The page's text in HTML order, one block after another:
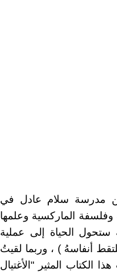
من مدرسة سلام عادل في
الماركسية وعلمها
ستحول الحياة إلى عملية
أنفاسهُ ) ، وربما لقيتُ
الكتاب المثير "الأغتيال